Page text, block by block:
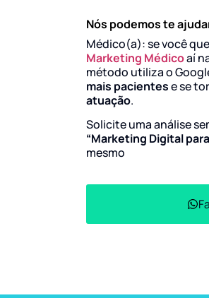
Nós podemos te
Médico(a): se você
Marketing Médicoaí
método utiliza o
mais pacientese se
atuação.
Solicite uma análise
“Marketing Digital
mesmo